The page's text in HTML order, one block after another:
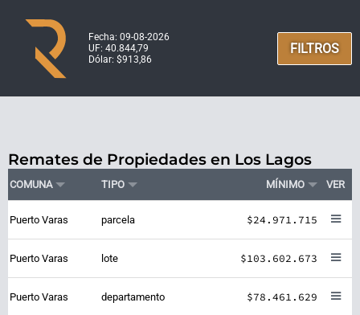
Fecha: 09-08-2026
UF: 40.844,79
Dólar: $913,86
FILTROS
Remates de Propiedades en Los Lagos
COMUNA TIPO MÍNIMO VER
Puerto Varas parcela $24.971.715
Puerto Varas lote $103.602.673
Puerto Varas departamento $78.461.629